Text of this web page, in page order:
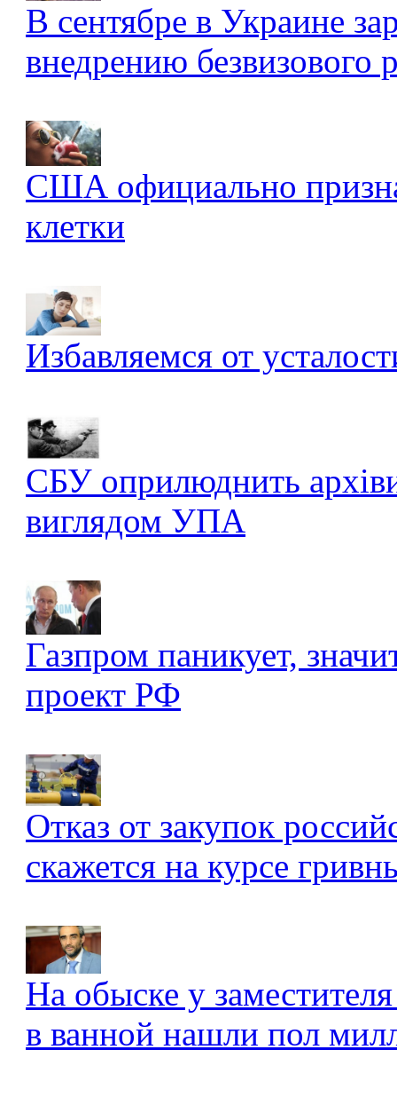
В сентябре в Украине
внедрению безвизового
США официально
клетки
Избавляемся от
СБУ оприлюднить
виглядом УПА
Газпром паникует,
проект РФ
Отказ от закупок
скажется на курсе
На обыске у
в ванной нашли пол